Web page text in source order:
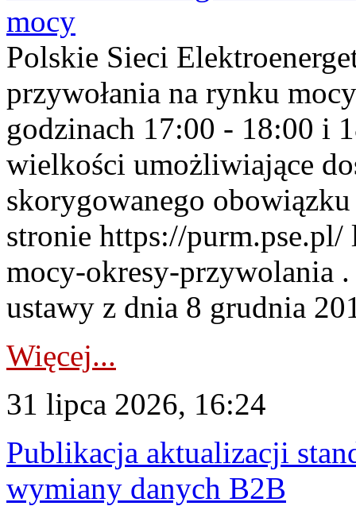
mocy
Polskie Sieci
przywołania na rynku
godzinach 17:00 - 18:00 i
wielkości umożliwiające
skorygowanego
stronie https://
mocy-okresy-przywolania
ustawy z dnia 8 grudnia
Więcej...
31 lipca 2026, 16:24
Publikacja aktualizacji
wymiany danych B2B